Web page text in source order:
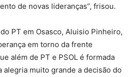
de novas lideranças”, frisou.
PT em Osasco, Aluisio Pinheiro,
em torno da frente
além de PT e PSOL é formada
alegria muito grande a decisão do